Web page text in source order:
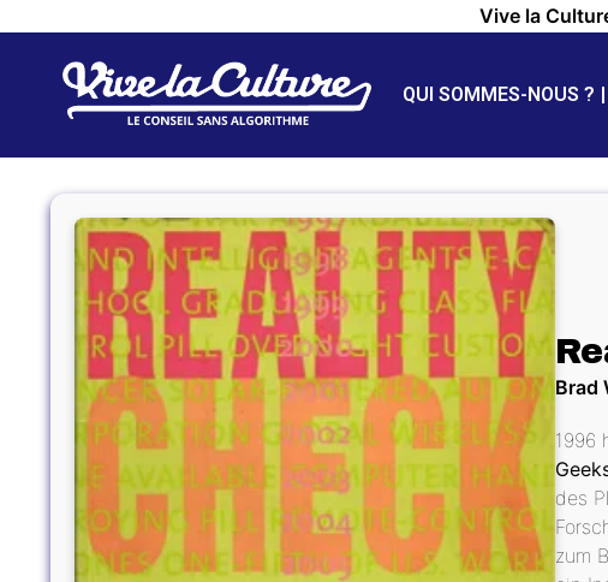
Vive la
QUI SOMMES-NOUS ?
Brad
1996
des
zum